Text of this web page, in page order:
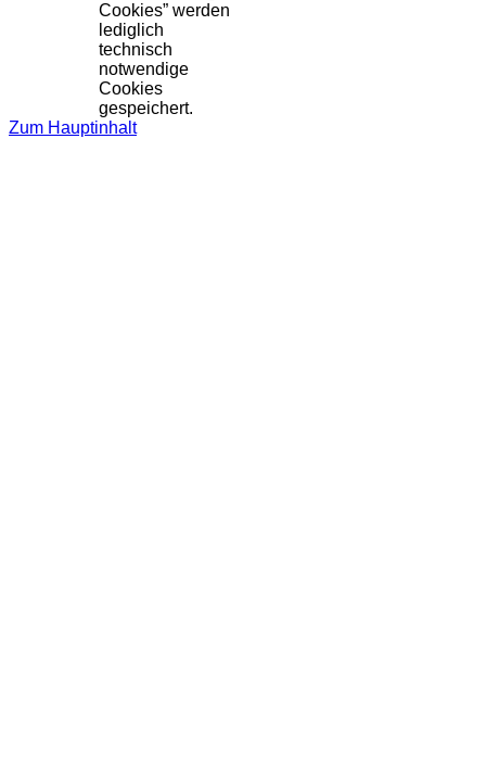
Cookies” werden
lediglich
technisch
notwendige
Cookies
gespeichert.
Zum Hauptinhalt